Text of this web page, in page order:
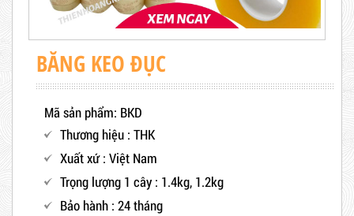
BĂNG KEO ĐỤC
Mã sản phẩm: BKD
Thương hiệu : THK
Xuất xứ : Việt Nam
Trọng lượng 1 cây : 1.4kg, 1.2kg
Bảo hành : 24 tháng